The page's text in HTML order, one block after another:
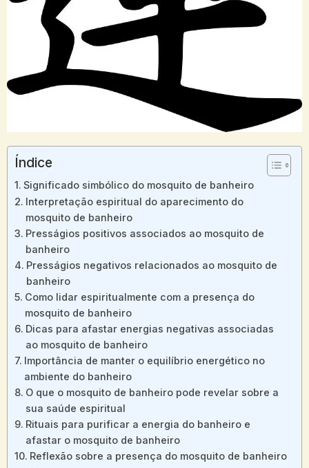
Índice
Significado simbólico do mosquito de banheiro
Interpretação espiritual do aparecimento do
mosquito de banheiro
Presságios positivos associados ao mosquito de
banheiro
Presságios negativos relacionados ao mosquito de
banheiro
Como lidar espiritualmente com a presença do
mosquito de banheiro
Dicas para afastar energias negativas associadas
ao mosquito de banheiro
Importância de manter o equilíbrio energético no
ambiente do banheiro
O que o mosquito de banheiro pode revelar sobre a
sua saúde espiritual
Rituais para purificar a energia do banheiro e
afastar o mosquito de banheiro
Reflexão sobre a presença do mosquito de banheiro